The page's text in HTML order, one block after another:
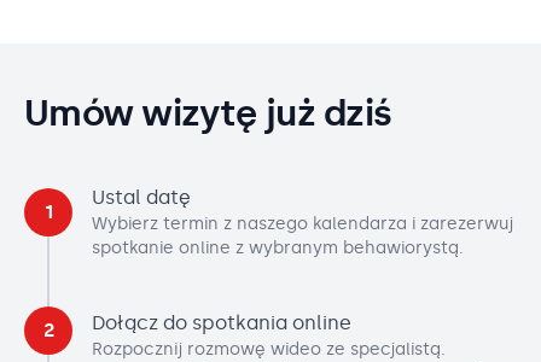
Umów wizytę już dziś
1
Ustal datę
Wybierz termin z naszego kalendarza i zarezerwuj
spotkanie online z wybranym behawiorystą.
2 Dołącz do spotkania online
Rozpocznij rozmowę wideo ze specjalistą.